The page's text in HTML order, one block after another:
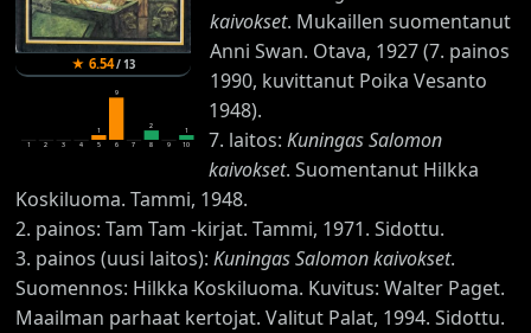
★6.54/13
1 2 3 4
1
5
9
6 7
2
8 9
1
10
kaivokset. Mukaillen suomentanut
Anni Swan. Otava, 1927 (7. painos
1990, kuvittanut Poika Vesanto
1948).
7. laitos: Kuningas Salomon
kaivokset. Suomentanut Hilkka
Koskiluoma. Tammi, 1948.
2. painos: Tam Tam -kirjat. Tammi, 1971. Sidottu.
3. painos (uusi laitos):Kuningas Salomon kaivokset.
Suomennos: Hilkka Koskiluoma. Kuvitus: Walter Paget.
Maailman parhaat kertojat. Valitut Palat, 1994. Sidottu.